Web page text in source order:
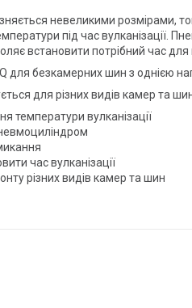
невеликими розмірами,
під час вулканізації.
встановити потрібний час для
для безкамерних шин з однією
для різних видів камер та
температури вулканізації
час вулканізації
різних видів камер та шин